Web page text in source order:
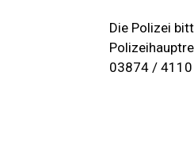
Die Polizei
03874 / 4110